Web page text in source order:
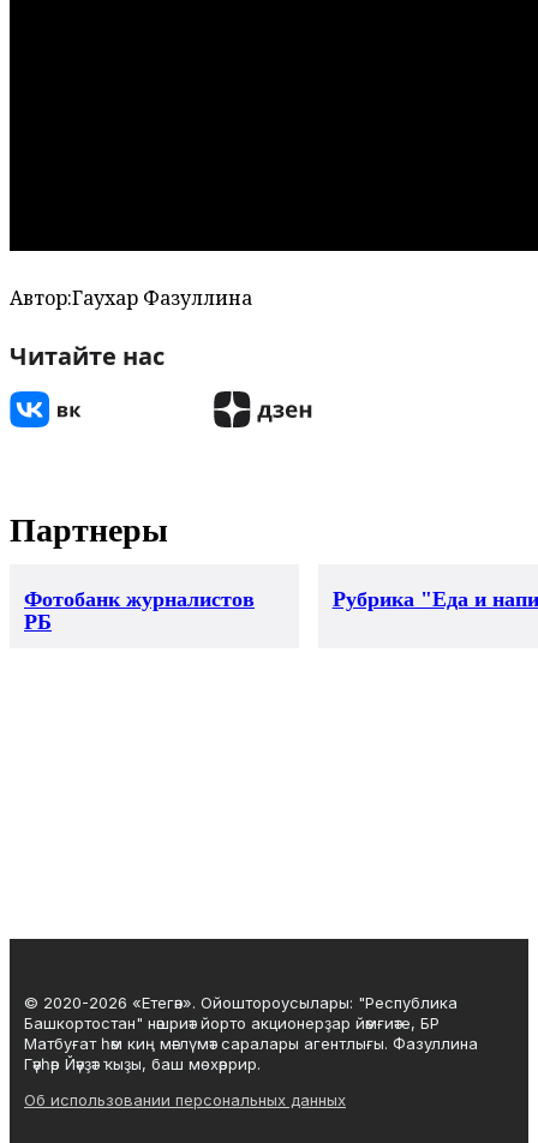
Автор:Гаухар Фазуллина
Читайте нас
Партнеры
Фотобанк журналистов
РБ
Рубрика "Еда и
© 2020-2026 «Етегән». Ойоштороусылары: "Республика
Башкортостан" нәшриәт йорто акционерҙар йәмғиәте, БР
Матбуғат һәм киң мәғлүмәт саралары агентлығы. Фазуллина
Гәүһәр Йәүҙәт ҡыҙы, баш мөхәррир.
Об использовании персональных данных